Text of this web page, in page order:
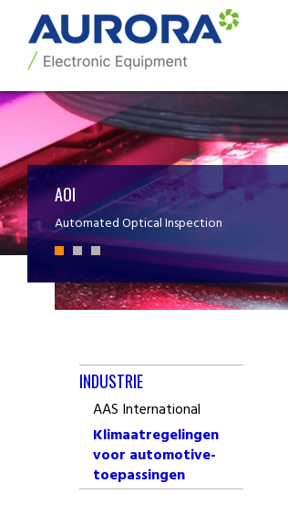
AOI
Automated Optical Inspection
INDUSTRIE
AAS International
Klimaatregelingen
voor automotive-
toepassingen